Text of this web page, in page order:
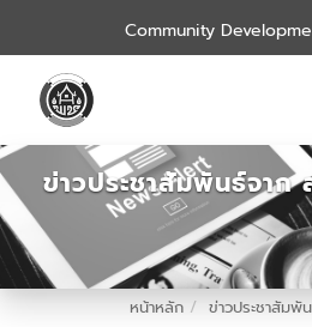
Community
ข่าวประชาสัมพันธ์จาก
หน้าหลัก ข่าวประชาสัมพั